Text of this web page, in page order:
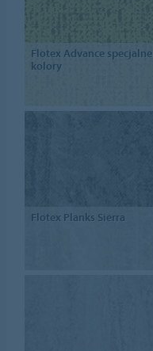
Flotex Advance specjalne
kolory
Flotex Planks Sierra